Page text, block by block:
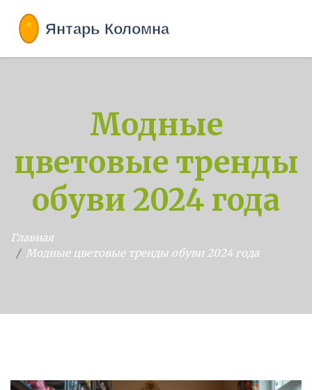
Модные
цветовые тренды
обуви 2024 года
Главная
Модные цветовые тренды обуви 2024 года